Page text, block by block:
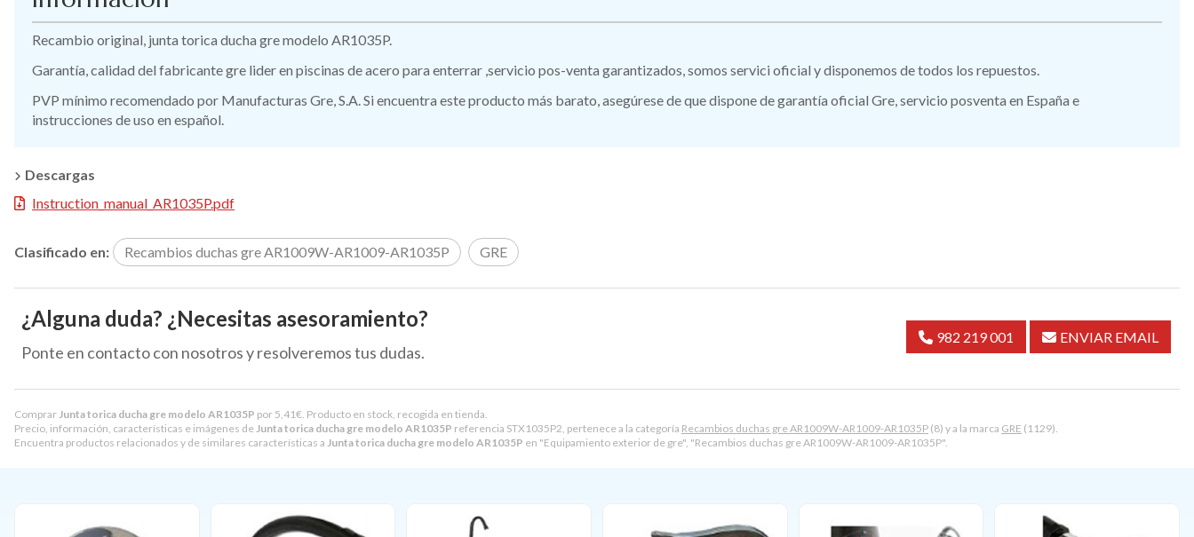
ComprarJunta torica ducha gre modelo AR1035P por 5,41€. Producto en stock, recogida en tienda.
Precio, información, características e imágenes deJunta torica ducha gre modelo AR1035P referencia STX1035P2, pertenece a la categoría Recambios duchas gre AR1009W-AR1009-AR1035P (8) y a la marca GRE (1129).
Encuentra productos relacionados y de similares características a Junta torica ducha gre modelo AR1035P en "Equipamiento exterior de gre", "Recambios duchas gre AR1009W-AR1009-AR1035P".
Recambio original, junta torica ducha gre modelo AR1035P.
Garantía, calidad del fabricante gre lider en piscinas de acero para enterrar ,servicio pos-venta garantizados, somos servici oficial y disponemos de todos los repuestos.
PVP mínimo recomendado por Manufacturas Gre, S.A. Si encuentra este producto más barato, asegúrese de que dispone de garantía oficial Gre, servicio posventa en España e
instrucciones de uso en español.
Descargas
Instruction_manual_AR1035P.pdf
Clasificado en: Recambios duchas gre AR1009W-AR1009-AR1035P GRE
¿Alguna duda? ¿Necesitas asesoramiento?
Ponte en contacto con nosotros y resolveremos tus dudas.
982 219 001 ENVIAR EMAIL